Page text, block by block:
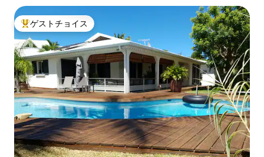
大好評のゲストチョイスです。
ゲストチョイス